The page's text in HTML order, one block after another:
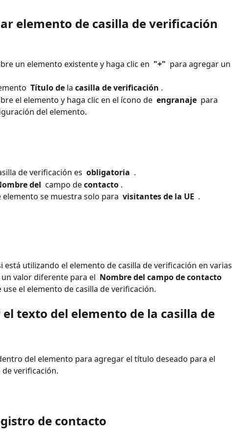
elemento de casilla de verificación
un elemento existente y haga clic en "+" para agregar un
Título de la casilla de verificación .
el elemento y haga clic en el ícono de engranaje para
del elemento.
de verificación es obligatoria .
del campo de contacto .
elemento se muestra solo para visitantes de la UE .
está utilizando el elemento de casilla de verificación en varias
valor diferente para el Nombre del campo de contacto
el elemento de casilla de verificación.
el texto del elemento de la casilla de
del elemento para agregar el título deseado para el
verificación.
de contacto